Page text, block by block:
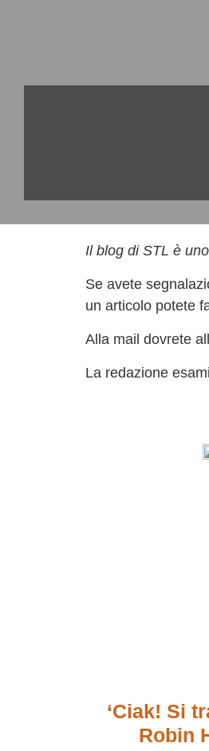
Il blog di STL è
Se avete
un articolo potete
Alla mail dovrete
La redazione
‘Ciak! Si
Robin